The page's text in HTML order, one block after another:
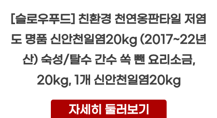
[슬로우푸드] 친환경 천연옹판타일 저염
도 명품 신안천일염20kg (2017~22년
산) 숙성/탈수 간수 쏙 뺀 요리소금,
20kg, 1개 신안천일염20kg
자세히 둘러보기